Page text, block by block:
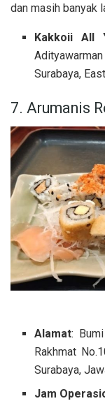
dan masih banyak
Kakkoii All
Surabaya,
7. Arumanis
Alamat:
Rakhmat
Surabaya,
Jam